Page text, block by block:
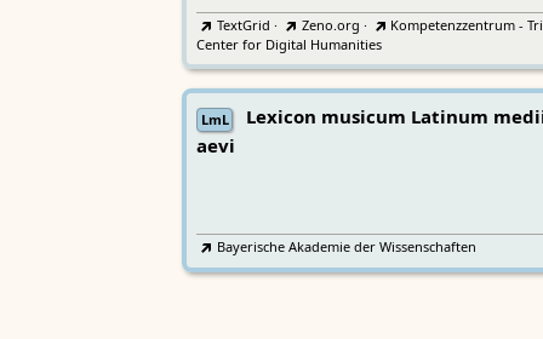
TextGrid · Zeno.org ·
Kompetenzzentrum -
Center for Digital Humanities
LmL
Lexicon musicum Latinum
aevi
Bayerische Akademie der Wissenschaften